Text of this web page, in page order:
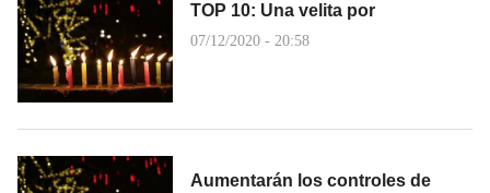
TOP 10: Una velita por
07/12/2020 - 20:58
Aumentarán los controles de